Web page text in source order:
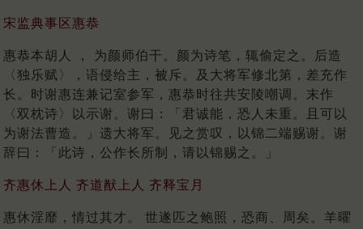
宋监典事区惠恭
惠恭本胡人 ， 为颜师伯干。颜为诗笔，辄偷定之。后造
〈独乐赋〉，语侵给主，被斥。及大将军修北第，差充作
长。时谢惠连兼记室参军，惠恭时往共安陵嘲调。末作
〈双枕诗〉以示谢。谢曰：「君诚能，恐人未重。且可以
为谢法曹造。」遗大将军。见之赏叹，以锦二端赐谢。谢
辞曰：「此诗，公作长所制，请以锦赐之。」
齐惠休上人 齐道猷上人 齐释宝月
惠休淫靡，情过其才。 世遂匹之鲍照，恐商、周矣。羊曜